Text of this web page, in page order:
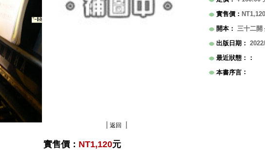
返回
實售價： NT1,120元
實售價 ： NT1,120
開本 ： 三十二開
出版日期 ：
最近狀態：
：
本書序言 ：